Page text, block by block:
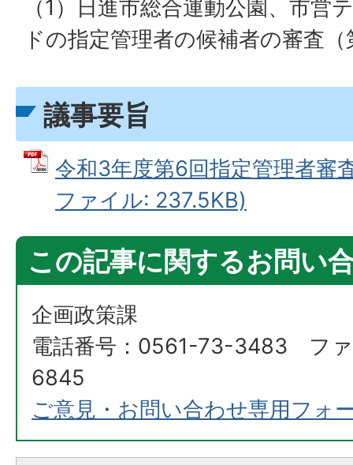
（1）日進市総合運動公園、市営
ドの指定管理者の候補者の審査
議事要旨
令和3年度第6回指定管理者審
ファイル: 237.5KB)
この記事に関するお問い
企画政策課
電話番号：0561-73-3483 フ
6845
ご意見・お問い合わせ専用フォ